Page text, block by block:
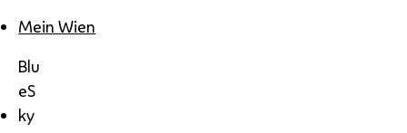
Mein Wien
Blu
eS
ky